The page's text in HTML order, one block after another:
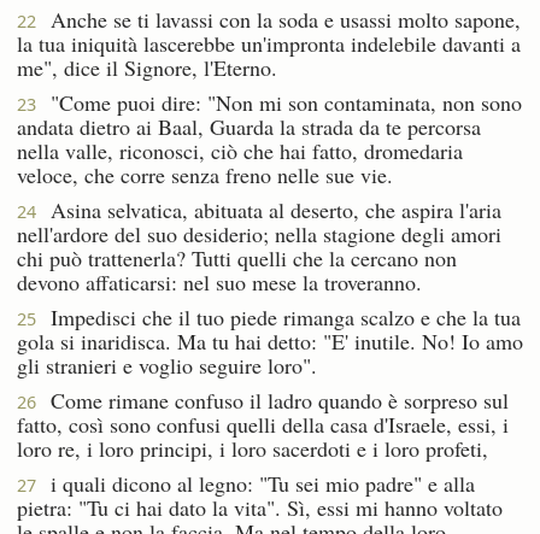
22
Anche se ti lavassi con la soda e usassi molto sapone,
la tua iniquità lascerebbe un'impronta indelebile davanti a
me", dice il Signore, l'Eterno.
23
"Come puoi dire: "Non mi son contaminata, non sono
andata dietro ai Baal, Guarda la strada da te percorsa
nella valle, riconosci, ciò che hai fatto, dromedaria
veloce, che corre senza freno nelle sue vie.
24
Asina selvatica, abituata al deserto, che aspira l'aria
nell'ardore del suo desiderio; nella stagione degli amori
chi può trattenerla? Tutti quelli che la cercano non
devono affaticarsi: nel suo mese la troveranno.
25
Impedisci che il tuo piede rimanga scalzo e che la tua
gola si inaridisca. Ma tu hai detto: "E' inutile. No! Io amo
gli stranieri e voglio seguire loro".
26
Come rimane confuso il ladro quando è sorpreso sul
fatto, così sono confusi quelli della casa d'Israele, essi, i
loro re, i loro principi, i loro sacerdoti e i loro profeti,
27
i quali dicono al legno: "Tu sei mio padre" e alla
pietra: "Tu ci hai dato la vita". Sì, essi mi hanno voltato